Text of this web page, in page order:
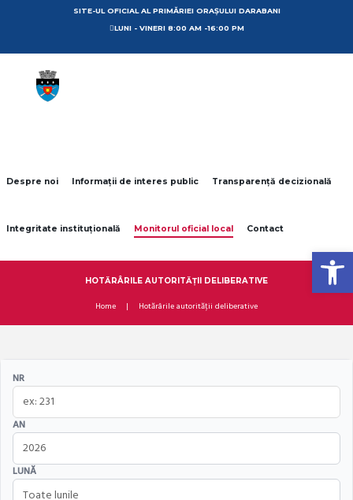
SITE-UL OFICIAL AL PRIMĂRIEI ORAȘULUI DARABANI
LUNI - VINERI 8:00 AM -16:00 PM
Despre noi Informații de interes public Transparență decizională
Integritate instituțională Monitorul oficial local Contact
HOTĂRÂRILE AUTORITĂȚII DELIBERATIVE
Home Hotărârile autorității deliberative
NR
AN
LUNĂ
Open toolbar